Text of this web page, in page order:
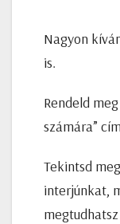
Nagyon
is.
Rendeld
számára”
Tekintsd
interjúnkat,